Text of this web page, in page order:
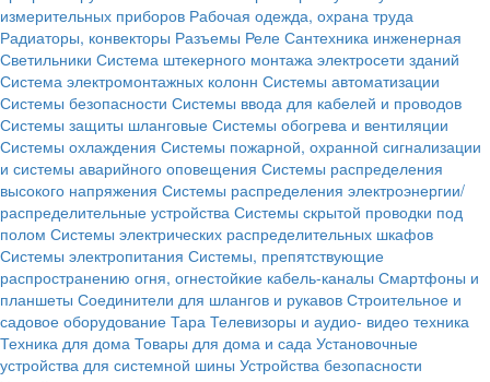
измерительных приборов Рабочая одежда, охрана труда
Радиаторы, конвекторы Разъемы Реле Сантехника инженерная
Светильники Система штекерного монтажа электросети зданий
Система электромонтажных колонн Системы автоматизации
Системы безопасности Системы ввода для кабелей и проводов
Системы защиты шланговые Системы обогрева и вентиляции
Системы охлаждения Системы пожарной, охранной сигнализации
и системы аварийного оповещения Системы распределения
высокого напряжения Системы распределения электроэнергии/
распределительные устройства Системы скрытой проводки под
полом Системы электрических распределительных шкафов
Системы электропитания Системы, препятствующие
распространению огня, огнестойкие кабель-каналы Смартфоны и
планшеты Соединители для шлангов и рукавов Строительное и
садовое оборудование Тара Телевизоры и аудио- видео техника
Техника для дома Товары для дома и сада Установочные
устройства для системной шины Устройства безопасности